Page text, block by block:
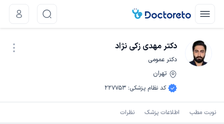
دکتر مهدی زکی نژاد
دکتر عمومی
تهران
کد نظام پزشکی:
227753
نوبت مطب اطلاعات پزشک نظرات